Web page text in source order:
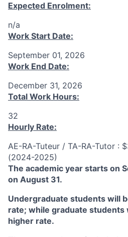
Expected Enrolment:
n/a
Work Start Date:
September 01, 2026
Work End Date:
December 31, 2026
Total Work Hours:
32
Hourly Rate:
AE-RA-Tuteur / TA-RA-Tutor :
(2024-2025)
The academic year starts on
on August 31.
Undergraduate students will
rate; while graduate students
higher rate.